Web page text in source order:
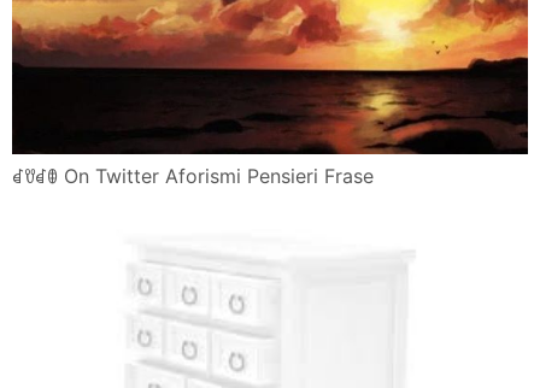
ꀸꀎꀸꂦ On Twitter Aforismi Pensieri Frase